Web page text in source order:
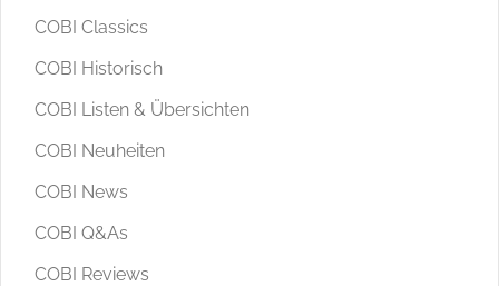
COBI Classics
COBI Historisch
COBI Listen & Übersichten
COBI Neuheiten
COBI News
COBI Q&As
COBI Reviews